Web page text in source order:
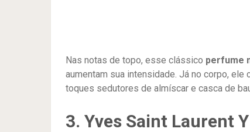
Nas notas de topo, esse clássico perfume
aumentam sua intensidade. Já no corpo, ele
toques sedutores de almíscar e casca de
3. Yves Saint Laurent